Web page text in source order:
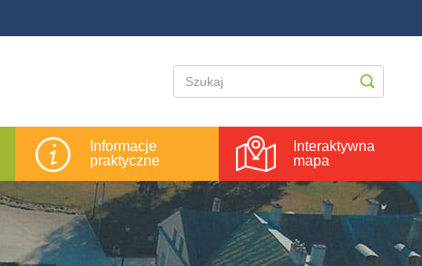
Informacje
praktyczne
Interaktywna
mapa